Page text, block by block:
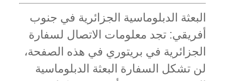
البعثة الدبلوماسية الجزائرية في جنوب
أفريقي: تجد معلومات الاتصال لسفارة
الجزائرية في بريتوري في هذه الصفحة،
لن تشكل السفارة البعثة الدبلوماسية